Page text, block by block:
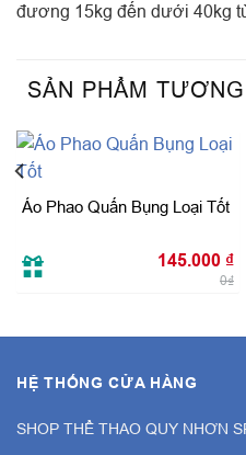
đương 15kg đến dưới 40kg
SẢN PHẨM
Áo Phao Quấn Bụng Loại Tốt
145.000 ₫
0₫
HỆ THỐNG CỬA HÀNG
SHOP THỂ THAO QUY NHƠN